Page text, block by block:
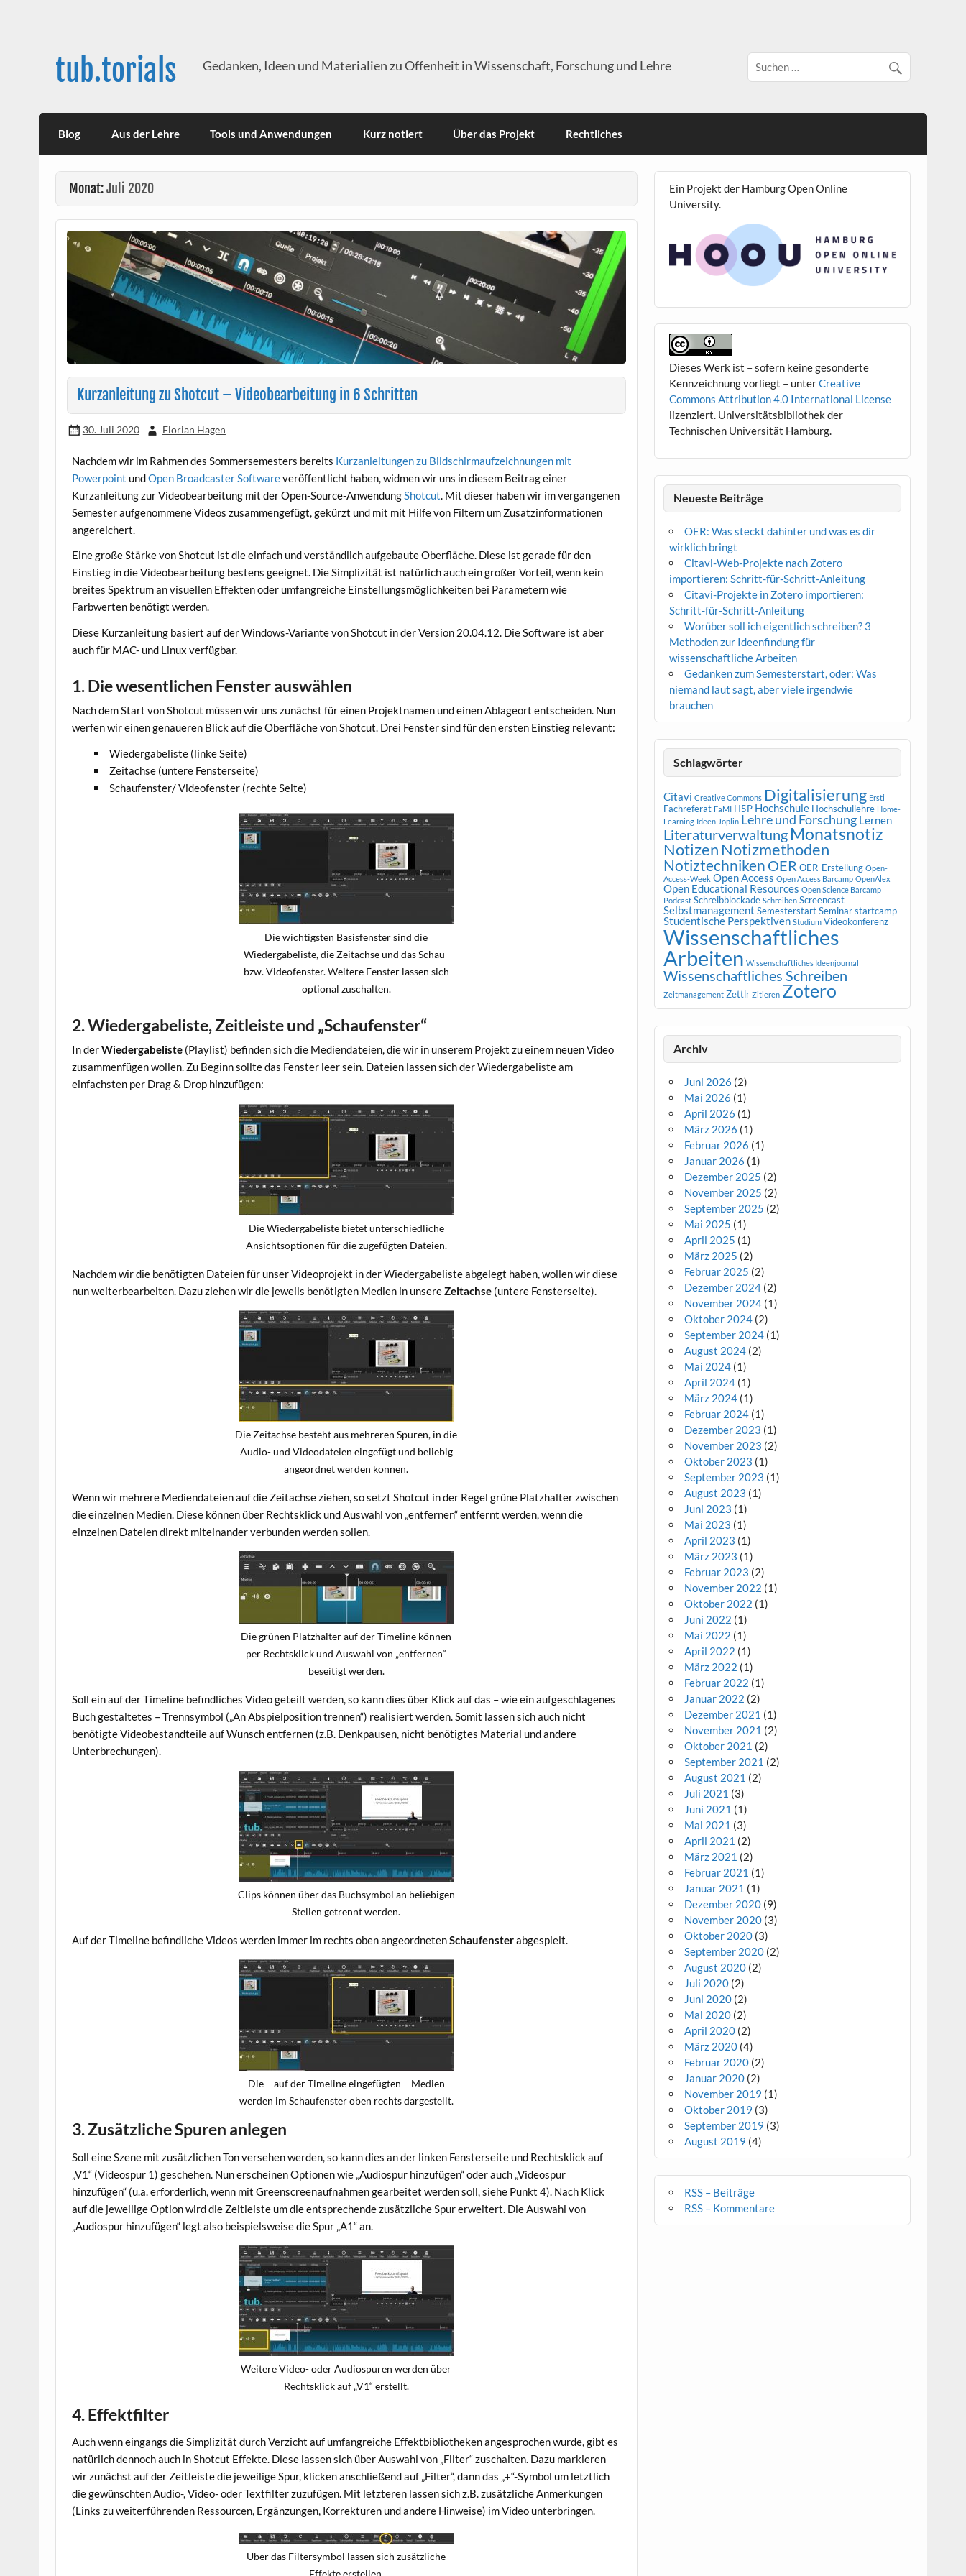
tub.torials Gedanken, Ideen und Materialien zu Offenheit in Wissenschaft, Forschung und Lehre
Blog Aus der Lehre Tools und Anwendungen Kurz notiert Über das Projekt Rechtliches
Monat:Juli 2020
Kurzanleitung zu Shotcut – Videobearbeitung in 6 Schritten
30. Juli 2020 Florian Hagen
Nachdem wir im Rahmen des Sommersemesters bereits Kurzanleitungen zu Bildschirmaufzeichnungen mit
Powerpoint undOpen Broadcaster Softwareveröffentlicht haben, widmen wir uns in diesem Beitrag einer
Kurzanleitung zur Videobearbeitung mit der Open-Source-AnwendungShotcut. Mit dieser haben wir im vergangenen
Semester aufgenommene Videos zusammengefügt, gekürzt und mit mit Hilfe von Filtern um Zusatzinformationen
angereichert.
Eine große Stärke von Shotcut ist die einfach und verständlich aufgebaute Oberfläche. Diese ist gerade für den
Einstieg in die Videobearbeitung bestens geeignet. Die Simplizität ist natürlich auch ein großer Vorteil, wenn kein
breites Spektrum an visuellen Effekten oder umfangreiche Einstellungsmöglichkeiten bei Parametern wie
Farbwerten benötigt werden.
Diese Kurzanleitung basiert auf der Windows-Variante von Shotcut in der Version 20.04.12. Die Software ist aber
auch für MAC- und Linux verfügbar.
1. Die wesentlichen Fenster auswählen
Nach dem Start von Shotcut müssen wir uns zunächst für einen Projektnamen und einen Ablageort entscheiden. Nun
werfen wir einen genaueren Blick auf die Oberfläche von Shotcut. Drei Fenster sind für den ersten Einstieg relevant:
Wiedergabeliste (linke Seite)
Zeitachse (untere Fensterseite)
Schaufenster/ Videofenster (rechte Seite)
Die wichtigsten Basisfenster sind die
Wiedergabeliste, die Zeitachse und das Schau-
bzw. Videofenster. Weitere Fenster lassen sich
optional zuschalten.
2. Wiedergabeliste, Zeitleiste und „Schaufenster“
In derWiedergabeliste (Playlist) befinden sich die Mediendateien, die wir in unserem Projekt zu einem neuen Video
zusammenfügen wollen. Zu Beginn sollte das Fenster leer sein. Dateien lassen sich der Wiedergabeliste am
einfachsten per Drag & Drop hinzufügen:
Die Wiedergabeliste bietet unterschiedliche
Ansichtsoptionen für die zugefügten Dateien.
Nachdem wir die benötigten Dateien für unser Videoprojekt in der Wiedergabeliste abgelegt haben, wollen wir diese
nun weiterbearbeiten. Dazu ziehen wir die jeweils benötigten Medien in unsereZeitachse (untere Fensterseite).
Die Zeitachse besteht aus mehreren Spuren, in die
Audio- und Videodateien eingefügt und beliebig
angeordnet werden können.
Wenn wir mehrere Mediendateien auf die Zeitachse ziehen, so setzt Shotcut in der Regel grüne Platzhalter zwischen
die einzelnen Medien. Diese können über Rechtsklick und Auswahl von „entfernen“ entfernt werden, wenn die
einzelnen Dateien direkt miteinander verbunden werden sollen.
Die grünen Platzhalter auf der Timeline können
per Rechtsklick und Auswahl von „entfernen“
beseitigt werden.
Soll ein auf der Timeline befindliches Video geteilt werden, so kann dies über Klick auf das – wie ein aufgeschlagenes
Buch gestaltetes – Trennsymbol („An Abspielposition trennen“) realisiert werden. Somit lassen sich auch nicht
benötigte Videobestandteile auf Wunsch entfernen (z.B. Denkpausen, nicht benötigtes Material und andere
Unterbrechungen).
Clips können über das Buchsymbol an beliebigen
Stellen getrennt werden.
Auf der Timeline befindliche Videos werden immer im rechts oben angeordnetenSchaufensterabgespielt.
Die – auf der Timeline eingefügten – Medien
werden im Schaufenster oben rechts dargestellt.
3. Zusätzliche Spuren anlegen
Soll eine Szene mit zusätzlichen Ton versehen werden, so kann dies an der linken Fensterseite und Rechtsklick auf
„V1“ (Videospur 1) geschehen. Nun erscheinen Optionen wie „Audiospur hinzufügen“ oder auch „Videospur
hinzufügen“ (u.a. erforderlich, wenn mit Greenscreenaufnahmen gearbeitet werden soll, siehe Punkt 4). Nach Klick
auf die jeweilige Option wird die Zeitleiste um die entsprechende zusätzliche Spur erweitert. Die Auswahl von
„Audiospur hinzufügen“ legt also beispielsweise die Spur „A1“ an.
Weitere Video- oder Audiospuren werden über
Rechtsklick auf „V1“ erstellt.
4. Effektfilter
Auch wenn eingangs die Simplizität durch Verzicht auf umfangreiche Effektbibliotheken angesprochen wurde, gibt es
natürlich dennoch auch in Shotcut Effekte. Diese lassen sich über Auswahl von „Filter“ zuschalten. Dazu markieren
wir zunächst auf der Zeitleiste die jeweilige Spur, klicken anschließend auf „Filter“, dann das „+“-Symbol um letztlich
die gewünschten Audio-, Video- oder Textfilter zuzufügen. Mit letzteren lassen sich z.B. zusätzliche Anmerkungen
(Links zu weiterführenden Ressourcen, Ergänzungen, Korrekturen und andere Hinweise) im Video unterbringen.
Über das Filtersymbol lassen sich zusätzliche
Effekte erstellen.
Ein Projekt der Hamburg Open Online
University.
Dieses Werk ist – sofern keine gesonderte
Kennzeichnung vorliegt – unterCreative
Commons Attribution 4.0 International License
lizenziert. Universitätsbibliothek der
Technischen Universität Hamburg.
Neueste Beiträge
OER: Was steckt dahinter und was es dir
wirklich bringt
Citavi-Web-Projekte nach Zotero
importieren: Schritt-für-Schritt-Anleitung
Citavi-Projekte in Zotero importieren:
Schritt-für-Schritt-Anleitung
Worüber soll ich eigentlich schreiben? 3
Methoden zur Ideenfindung für
wissenschaftliche Arbeiten
Gedanken zum Semesterstart, oder: Was
niemand laut sagt, aber viele irgendwie
brauchen
Schlagwörter
Citavi Creative Commons Digitalisierung Ersti
Fachreferat FaMI H5P Hochschule Hochschullehre Home-
Learning Ideen Joplin Lehre und Forschung Lernen
Literaturverwaltung Monatsnotiz
Notizen Notizmethoden
Notiztechniken OER OER-Erstellung Open-
Access-Week Open Access Open Access Barcamp OpenAlex
Open Educational Resources Open Science Barcamp
Podcast Schreibblockade Schreiben Screencast
Selbstmanagement Semesterstart Seminar startcamp
Studentische Perspektiven Studium Videokonferenz
Wissenschaftliches
Arbeiten Wissenschaftliches Ideenjournal
Wissenschaftliches Schreiben
Zeitmanagement Zettlr Zitieren Zotero
Archiv
Juni 2026 (2)
Mai 2026 (1)
April 2026 (1)
März 2026 (1)
Februar 2026 (1)
Januar 2026 (1)
Dezember 2025 (2)
November 2025 (2)
September 2025 (2)
Mai 2025 (1)
April 2025 (1)
März 2025 (2)
Februar 2025 (2)
Dezember 2024 (2)
November 2024 (1)
Oktober 2024 (2)
September 2024 (1)
August 2024 (2)
Mai 2024 (1)
April 2024 (1)
März 2024 (1)
Februar 2024 (1)
Dezember 2023 (1)
November 2023 (2)
Oktober 2023 (1)
September 2023 (1)
August 2023 (1)
Juni 2023 (1)
Mai 2023 (1)
April 2023 (1)
März 2023 (1)
Februar 2023 (2)
November 2022 (1)
Oktober 2022 (1)
Juni 2022 (1)
Mai 2022 (1)
April 2022 (1)
März 2022 (1)
Februar 2022 (1)
Januar 2022 (2)
Dezember 2021 (1)
November 2021 (2)
Oktober 2021 (2)
September 2021 (2)
August 2021 (2)
Juli 2021 (3)
Juni 2021 (1)
Mai 2021 (3)
April 2021 (2)
März 2021 (2)
Februar 2021 (1)
Januar 2021 (1)
Dezember 2020 (9)
November 2020 (3)
Oktober 2020 (3)
September 2020 (2)
August 2020 (2)
Juli 2020 (2)
Juni 2020 (2)
Mai 2020 (2)
April 2020 (2)
März 2020 (4)
Februar 2020 (2)
Januar 2020 (2)
November 2019 (1)
Oktober 2019 (3)
September 2019 (3)
August 2019 (4)
RSS – Beiträge
RSS – Kommentare